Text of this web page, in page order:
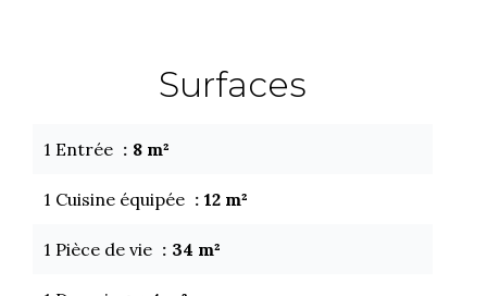
Surfaces
1 Entrée 8 m²
1 Cuisine équipée 12 m²
1 Pièce de vie 34 m²